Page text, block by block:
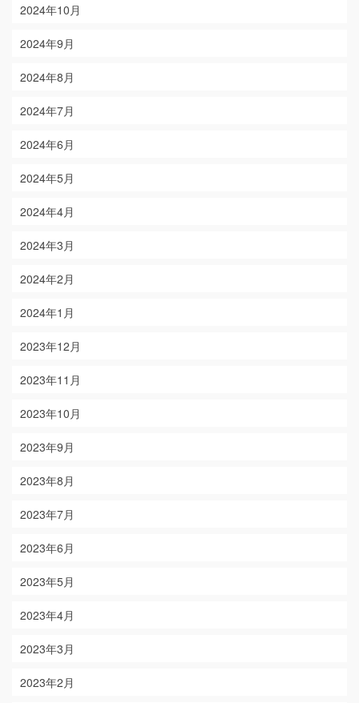
2024年10月
2024年9月
2024年8月
2024年7月
2024年6月
2024年5月
2024年4月
2024年3月
2024年2月
2024年1月
2023年12月
2023年11月
2023年10月
2023年9月
2023年8月
2023年7月
2023年6月
2023年5月
2023年4月
2023年3月
2023年2月